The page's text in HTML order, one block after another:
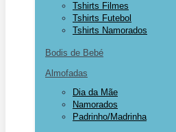
Tshirts Filmes
Tshirts Futebol
Tshirts Namorados
Bodis de Bebé
Almofadas
Dia da Mãe
Namorados
Padrinho/Madrinha